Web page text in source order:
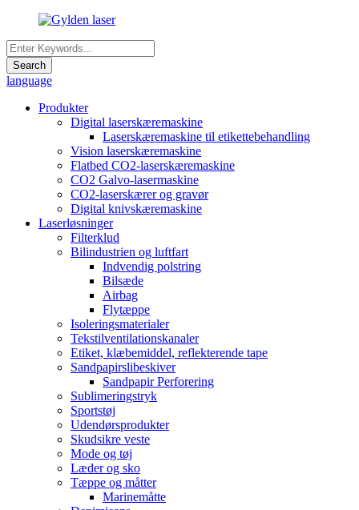
language
Produkter
Digital laserskæremaskine
Laserskæremaskine til etikettebehandling
Vision laserskæremaskine
Flatbed CO2-laserskæremaskine
CO2 Galvo-lasermaskine
CO2-laserskærer og gravør
Digital knivskæremaskine
Laserløsninger
Filterklud
Bilindustrien og luftfart
Indvendig polstring
Bilsæde
Airbag
Flytæppe
Isoleringsmaterialer
Tekstilventilationskanaler
Etiket, klæbemiddel, reflekterende tape
Sandpapirslibeskiver
Sandpapir Perforering
Sublimeringstryk
Sportstøj
Udendørsprodukter
Skudsikre veste
Mode og tøj
Læder og sko
Tæppe og måtter
Marinemåtte